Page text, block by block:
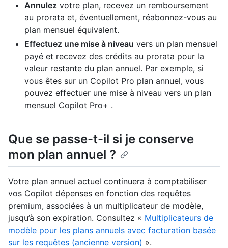
Annulez votre plan, recevez un remboursement
au prorata et, éventuellement, réabonnez-vous au
plan mensuel équivalent.
Effectuez une mise à niveau vers un plan mensuel
payé et recevez des crédits au prorata pour la
valeur restante du plan annuel. Par exemple, si
vous êtes sur un Copilot Pro plan annuel, vous
pouvez effectuer une mise à niveau vers un plan
mensuel Copilot Pro+ .
Que se passe-t-il si je conserve
mon plan annuel ?
Votre plan annuel actuel continuera à comptabiliser
vos Copilot dépenses en fonction des requêtes
premium, associées à un multiplicateur de modèle,
jusqu’à son expiration. Consultez « Multiplicateurs de
modèle pour les plans annuels avec facturation basée
sur les requêtes (ancienne version) ».